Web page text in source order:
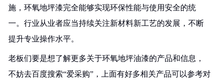
施，环氧地坪漆完全能够实现环保性能与使用安全的统
一。行业从业者应当持续关注新材料新工艺的发展，不断
提升专业操作水平。
老板们要是想了解更多关于环氧地坪油漆的产品和信息，
不妨去百度搜索“爱采购”，上面有好多相关产品可以参考对